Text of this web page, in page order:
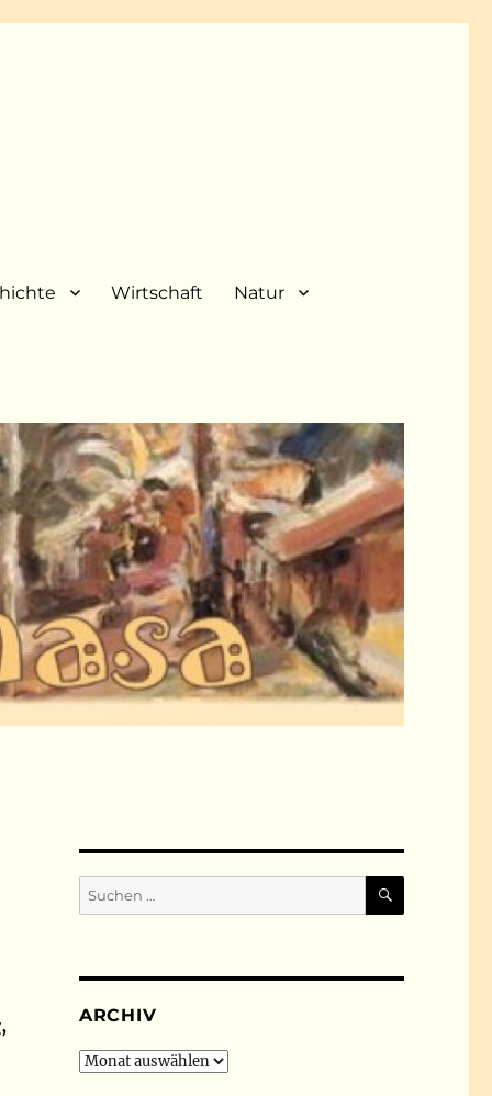
Wirtschaft Natur
Suchen
nach:
SUCHEN
ARCHIV
Archiv